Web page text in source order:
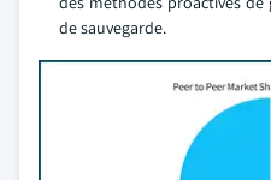
de sauvegarde.